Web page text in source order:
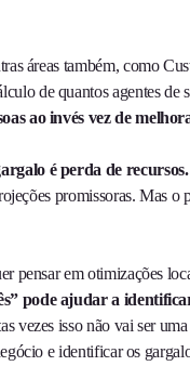
áreas também, como
de quantos agentes de
ao invés vez de
é perda de recursos.
promissoras. Mas o
pensar em otimizações
pode ajudar a
vezes isso não vai ser
e identificar os